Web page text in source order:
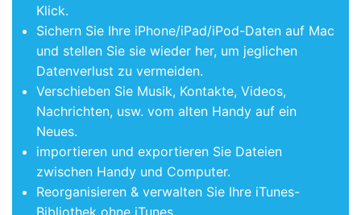
Klick.
Sichern Sie Ihre iPhone/iPad/iPod-Daten auf Mac
und stellen Sie sie wieder her, um jeglichen
Datenverlust zu vermeiden.
Verschieben Sie Musik, Kontakte, Videos,
Nachrichten, usw. vom alten Handy auf ein
Neues.
importieren und exportieren Sie Dateien
zwischen Handy und Computer.
Reorganisieren & verwalten Sie Ihre iTunes-